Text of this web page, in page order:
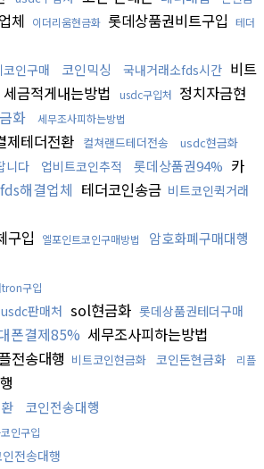
체 이더리움현금화 롯데상품권비트구입 테더
인구매 코인믹싱 국내거래소fds시간 비트
세금적게내는방법 usdc구입처 정치자금현
화 세무조사피하는방법
제테더전환 컬쳐랜드테더전송 usdc현금화
니다 업비트코인추적 롯데상품권94% 카
해결업체 테더코인송금 비트코인퀵거래
구입 엘포인트코인구매방법 암호화폐구매대행
tron구입
usdc판매처 sol현금화 롯데상품권테더구매
폰결제85% 세무조사피하는방법
전송대행 비트코인현금화 코인돈현금화
리플
코인전송대행
인구입
전송대행